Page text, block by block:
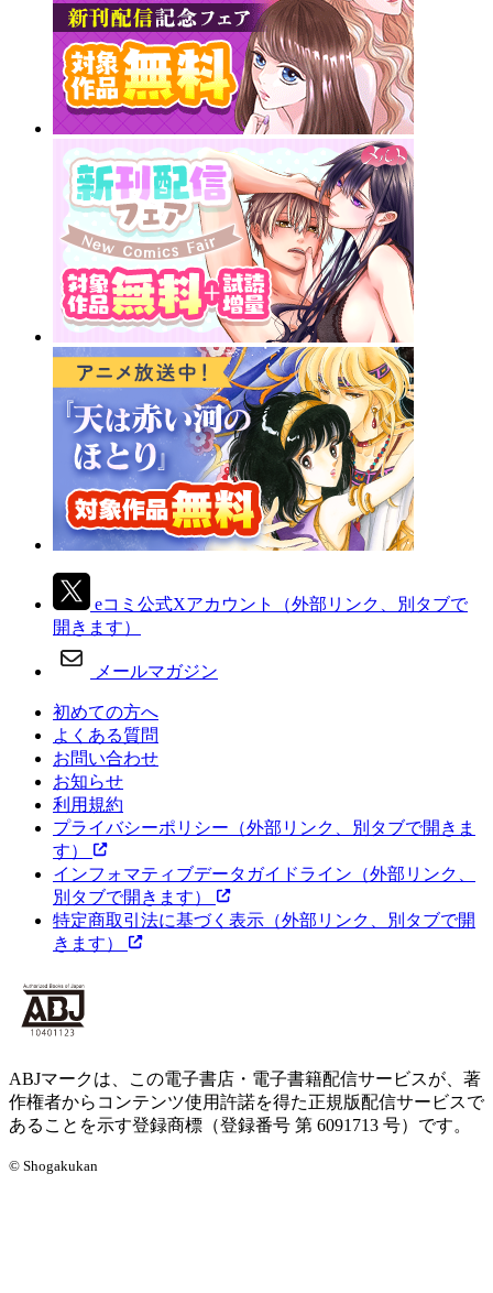
eコミ公式Xアカウント
（外部リンク、別タブで
開きます）
メールマガジン
初めての方へ
よくある質問
お問い合わせ
お知らせ
利用規約
プライバシーポリシー （外部リンク、別タブで開きま
す）
インフォマティブデータガイドライン （外部リンク、
別タブで開きます）
特定商取引法に基づく表示 （外部リンク、別タブで開
きます）
ABJマークは、この電子書店・電子書籍配信サービスが、著
作権者からコンテンツ使用許諾を得た正規版配信サービスで
あることを示す登録商標（登録番号 第 6091713 号）です。
© Shogakukan